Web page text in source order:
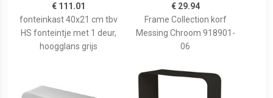
€ 111.01
fonteinkast 40x21 cm tbv
HS fonteintje met 1 deur,
hoogglans grijs
€ 29.94
Frame Collection korf
Messing Chroom 918901-
06